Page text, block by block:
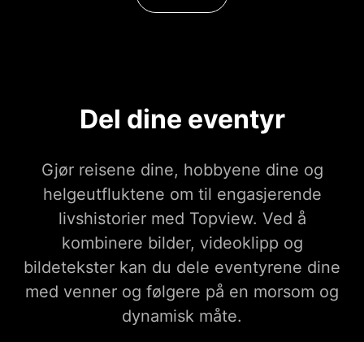
Del dine eventyr
Gjør reisene dine, hobbyene dine og
helgeutfluktene om til engasjerende
livshistorier med Topview. Ved å
kombinere bilder, videoklipp og
bildetekster kan du dele eventyrene dine
med venner og følgere på en morsom og
dynamisk måte.